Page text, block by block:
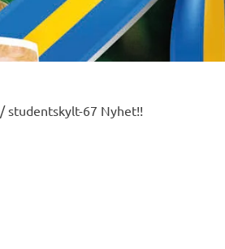
/ studentskylt-67 Nyhet!!